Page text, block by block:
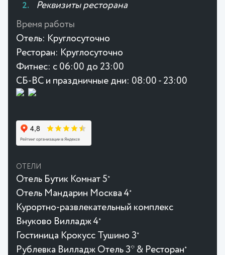
Реквизиты ресторана
Время работы
Отель: Круглосуточно
Ресторан: Круглосуточно
Фитнес: с 06:00 до 23:00
СБ-ВС и праздничные дни: 08:00 - 23:00
ОТЕЛИ
Отель Бутик Комнат 5★
Отель Мандарин Москва 4★
Курортно-развлекательный комплекс
Внуково Вилладж 4★
Гостиница Крокусc Тушино 3★
Рублевка Вилладж Отель 3* & Ресторан★